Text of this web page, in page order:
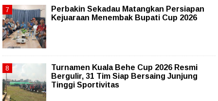
Perbakin Sekadau Matangkan Persiapan
Kejuaraan Menembak Bupati Cup 2026
Turnamen Kuala Behe Cup 2026 Resmi
Bergulir, 31 Tim Siap Bersaing Junjung
Tinggi Sportivitas